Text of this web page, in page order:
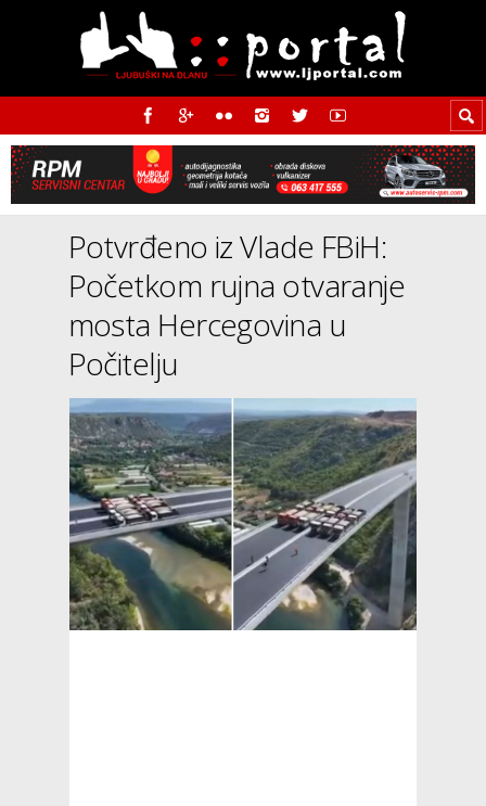
Potvrđeno iz Vlade FBiH:
Početkom rujna otvaranje
mosta Hercegovina u
Počitelju